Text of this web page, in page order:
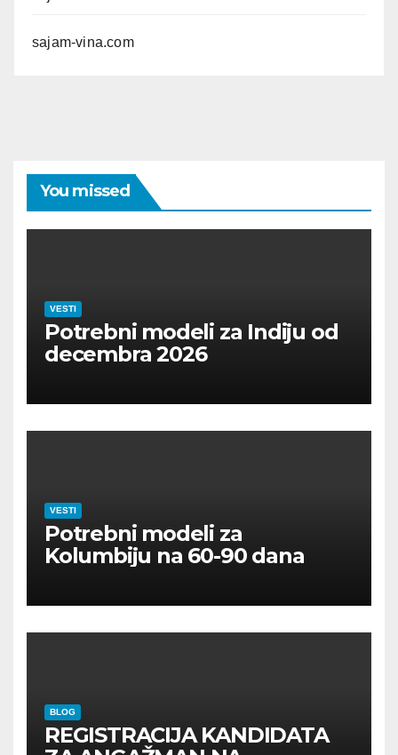
sajam-vina.com
You missed
VESTI
Potrebni modeli za Indiju od
decembra 2026
VESTI
Potrebni modeli za
Kolumbiju na 60-90 dana
BLOG
REGISTRACIJA KANDIDATA